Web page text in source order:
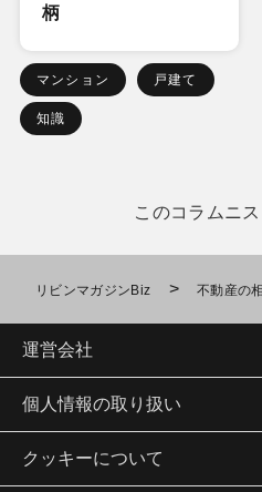
柄
マンション 戸建て
知識
このコラムニ
リビンマガジンBiz > 不動産の
運営会社
個人情報の取り扱い
クッキーについて